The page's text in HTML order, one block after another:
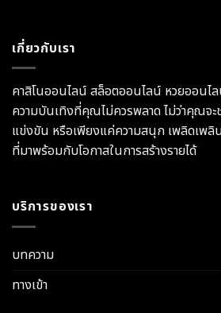
เกี่ยวกับเรา
คาสิโนออนไลน์ สล็อตออนไลน์ หวยออนไ
ความบันเทิงที่คุณไม่ควรพลาด ไม่ว่าคุณจะ
แข่งขัน หรือเพียงแค่ความสนุก เพลิดเพลิ
ที่มาพร้อมกับโอกาสในการสร้างรายได้
บริการของเรา
บทความ
ทางเข้า